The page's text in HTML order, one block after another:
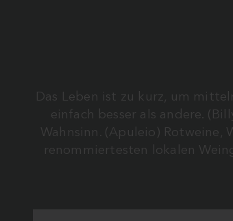
Das Leben ist zu kurz, um
einfach besser als andere.
Wahnsinn. (Apuleio) Rotweine,
renommiertesten lokalen